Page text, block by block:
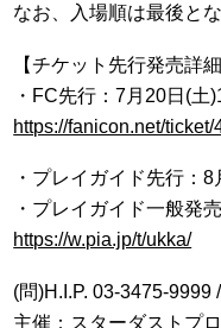
なお、入場順は最後と
【チケット先行発売詳細
・FC先行：7月20日(
https://fanicon.net/ticket/
・プレイガイド先行：
・プレイガイド一般発
https://w.pia.jp/t/ukka/
(問)H.I.P. 03-3475-9999
主催：スターダストプ